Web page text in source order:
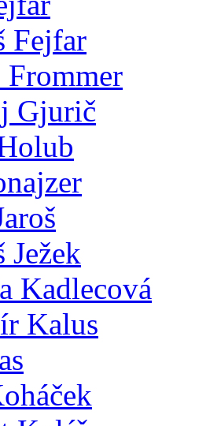
Fejfar
Gjurič
Ježek
Kadlecová
Kalus